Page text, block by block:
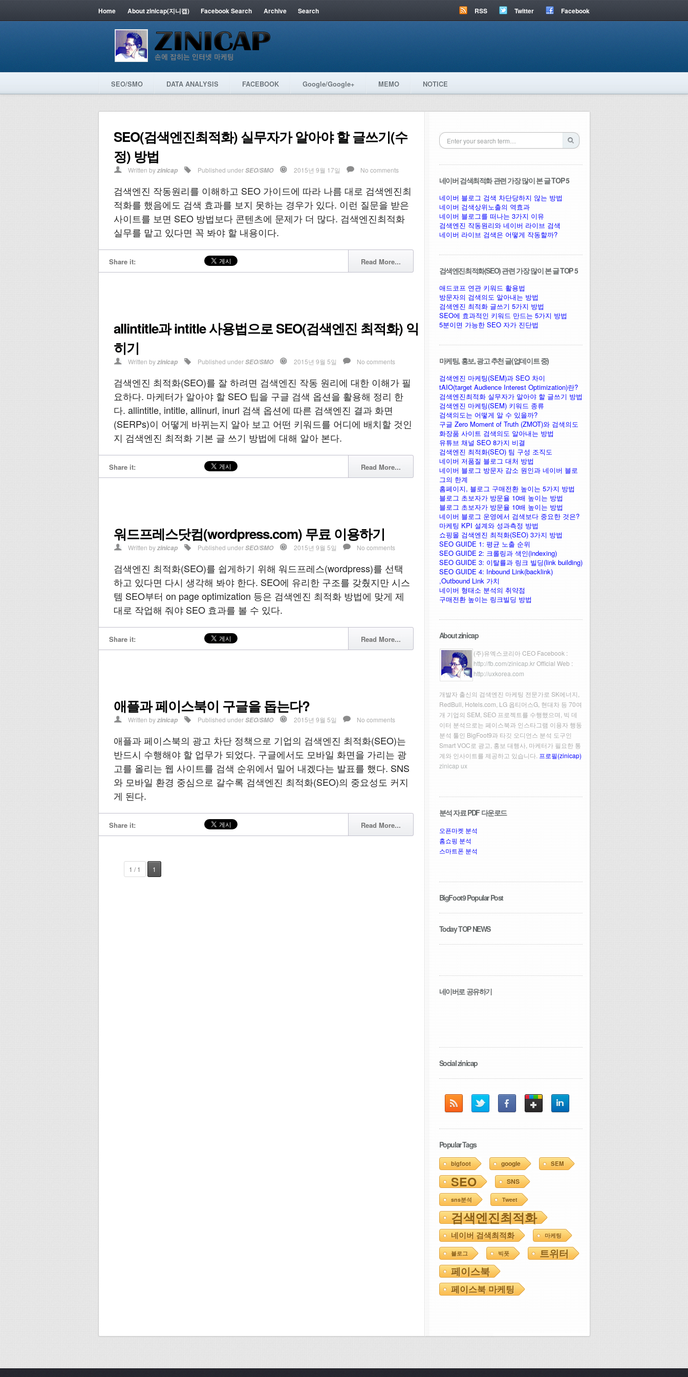
Home About zinicap(지니캡) Facebook Search Archive Search RSS Twitter Facebook
SEO/SMO DATA ANALYSIS FACEBOOK Google/Google+ MEMO NOTICE
SEO(검색엔진최적화) 실무자가 알아야 할 글쓰기(수
정) 방법
Written byzinicap Published underSEO/SMO 2015년 9월 17일 No comments
검색엔진 작동원리를 이해하고 SEO 가이드에 따라 나름 대로 검색엔진최
적화를 했음에도 검색 효과를 보지 못하는 경우가 있다. 이런 질문을 받은
사이트를 보면 SEO 방법보다 콘텐츠에 문제가 더 많다. 검색엔진최적화
실무를 맡고 있다면 꼭 봐야 할 내용이다.
Share it: Read More...
allintitle과 intitle 사용법으로 SEO(검색엔진 최적화) 익
히기
Written byzinicap Published underSEO/SMO 2015년 9월 5일 No comments
검색엔진 최적화(SEO)를 잘 하려면 검색엔진 작동 원리에 대한 이해가 필
요하다. 마케터가 알아야 할 SEO 팁을 구글 검색 옵션을 활용해 정리 한
다. allintitle, intitle, allinurl, inurl 검색 옵션에 따른 검색엔진 결과 화면
(SERPs)이 어떻게 바뀌는지 알아 보고 어떤 키워드를 어디에 배치할 것인
지 검색엔진 최적화 기본 글 쓰기 방법에 대해 알아 본다.
Share it: Read More...
워드프레스닷컴(wordpress.com) 무료 이용하기
Written byzinicap Published underSEO/SMO 2015년 9월 5일 No comments
검색엔진 최적화(SEO)를 쉽게하기 위해 워드프레스(wordpress)를 선택
하고 있다면 다시 생각해 봐야 한다. SEO에 유리한 구조를 갖췄지만 시스
템 SEO부터 on page optimization 등은 검색엔진 최적화 방법에 맞게 제
대로 작업해 줘야 SEO 효과를 볼 수 있다.
Share it: Read More...
애플과 페이스북이 구글을 돕는다?
Written byzinicap Published underSEO/SMO 2015년 9월 5일 No comments
애플과 페이스북의 광고 차단 정책으로 기업의 검색엔진 최적화(SEO)는
반드시 수행해야 할 업무가 되었다. 구글에서도 모바일 화면을 가리는 광
고를 올리는 웹 사이트를 검색 순위에서 밀어 내겠다는 발표를 했다. SNS
와 모바일 환경 중심으로 갈수록 검색엔진 최적화(SEO)의 중요성도 커지
게 된다.
Share it: Read More...
1 / 1 1
네이버 검색최적화 관련 가장 많이 본 글 TOP 5
네이버 블로그 검색 차단당하지 않는 방법
네이버 검색상위노출의 역효과
네이버 블로그를 떠나는 3가지 이유
검색엔진 작동원리와 네이버 라이브 검색
네이버 라이브 검색은 어떻게 작동할까?
검색엔진최적화(SEO) 관련 가장 많이 본 글 TOP 5
애드코프 연관 키워드 활용법
방문자의 검색의도 알아내는 방법
검색엔진 최적화 글쓰기 5가지 방법
SEO에 효과적인 키워드 만드는 5가지 방법
5분이면 가능한 SEO 자가 진단법
마케팅, 홍보, 광고 추천 글(업데이트 중)
검색엔진 마케팅(SEM)과 SEO 차이
tAIO(target Audience Interest Optimization)란?
검색엔진최적화 실무자가 알아야 할 글쓰기 방법
검색엔진 마케팅(SEM) 키워드 종류
검색의도는 어떻게 알 수 있을까?
구글 Zero Moment of Truth (ZMOT)와 검색의도
화장품 사이트 검색의도 알아내는 방법
유튜브 채널 SEO 8가지 비결
검색엔진 최적화(SEO) 팀 구성 조직도
네이버 저품질 블로그 대처 방법
네이버 블로그 방문자 감소 원인과 네이버 블로
그의 한계
홈페이지, 블로그 구매전환 높이는 5가지 방법
블로그 초보자가 방문율 10배 높이는 방법
블로그 초보자가 방문율 10배 높이는 방법
네이버 블로그 운영에서 검색보다 중요한 것은?
마케팅 KPI 설계와 성과측정 방법
쇼핑몰 검색엔진 최적화(SEO) 3가지 방법
SEO GUIDE 1: 평균 노출 순위
SEO GUIDE 2: 크롤링과 색인(indexing)
SEO GUIDE 3: 이탈률과 링크 빌딩(link building)
SEO GUIDE 4: Inbound Link(backlink)
,Outbound Link 가치
네이버 형태소 분석의 취약점
구매전환 높이는 링크빌딩 방법
About zinicap
(주)유엑스코리아 CEO Facebook :
http://fb.com/zinicap.krOfficial Web :
http://uxkorea.com
개발자 출신의 검색엔진 마케팅 전문가로 SK에너지,
RedBull, Hotels.com, LG 옵티머스G, 현대차 등 70여
개 기업의 SEM, SEO 프로젝트를 수행했으며, 빅 데
이터 분석으로는 페이스북과 인스타그램 이용자 행동
분석 툴인 BigFoot9과 타깃 오디언스 분석 도구인
Smart VOC로 광고, 홍보 대행사, 마케터가 필요한 통
계와 인사이트를 제공하고 있습니다. 프로필(zinicap)
zinicap ux
분석 자료 PDF 다운로드
오픈마켓 분석
홈쇼핑 분석
스마트폰 분석
BigFoot9 Popular Post
Today TOP NEWS
네이버로 공유하기
Social zinicap
Popular Tags
bigfoot google SEM
SEO SNS
sns분석 Tweet
검색엔진최적화
네이버 검색최적화 마케팅
블로그 빅풋
트위터
페이스북
페이스북 마케팅